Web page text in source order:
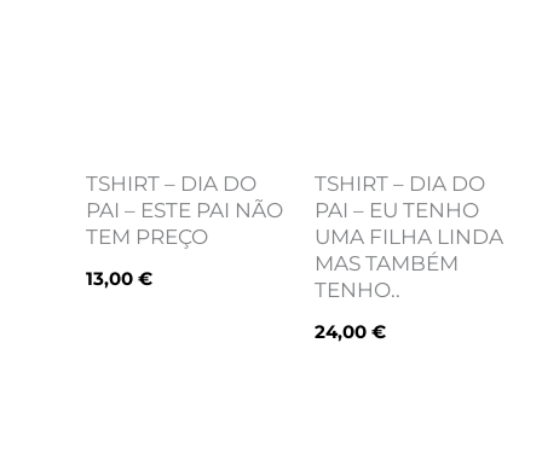
TSHIRT – DIA DO
PAI – ESTE PAI NÃO
TEM PREÇO
13,00 €
TSHIRT – DIA DO
PAI – EU TENHO
UMA FILHA LINDA
MAS TAMBÉM
TENHO..
24,00 €